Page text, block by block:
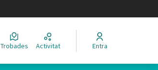
Trobades Activitat Entra